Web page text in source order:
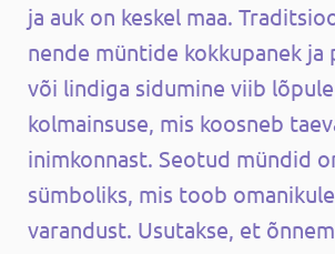
ja auk on keskel maa.
nende müntide kokkupanek ja
või lindiga sidumine viib
kolmainsuse, mis koosneb
inimkonnast. Seotud mündid
sümboliks, mis toob
varandust. Usutakse, et